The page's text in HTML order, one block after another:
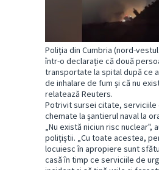
Poliția din Cumbria (nord-
într-o declarație că două
transportate la spital după ce
de inhalare de fum și că nu
relatează Reuters.
Potrivit sursei citate, serviciile
chemate la șantierul naval la
„Nu există niciun risc nuclear",
polițiștii. „Cu toate acestea,
locuiesc în apropiere sunt
casă în timp ce serviciile de